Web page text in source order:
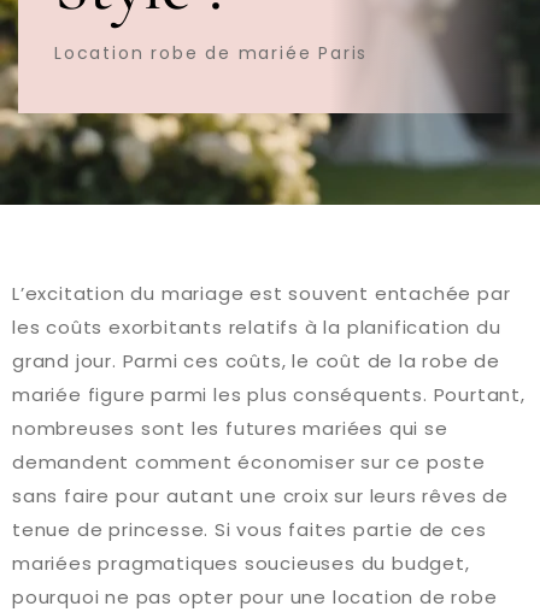
Location robe de mariée Paris
L’excitation du mariage est souvent entachée par
les coûts exorbitants relatifs à la planification du
grand jour. Parmi ces coûts, le coût de la robe de
mariée figure parmi les plus conséquents. Pourtant,
nombreuses sont les futures mariées qui se
demandent comment économiser sur ce poste
sans faire pour autant une croix sur leurs rêves de
tenue de princesse. Si vous faites partie de ces
mariées pragmatiques soucieuses du budget,
pourquoi ne pas opter pour une location de robe